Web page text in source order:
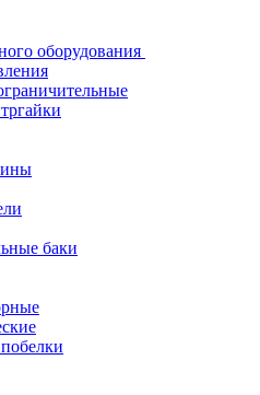
оборудования
баки